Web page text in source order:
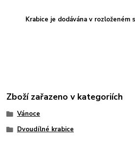
Krabice je dodávána v
Zboží zařazeno v kategoriích
Vánoce
Dvoudílné krabice